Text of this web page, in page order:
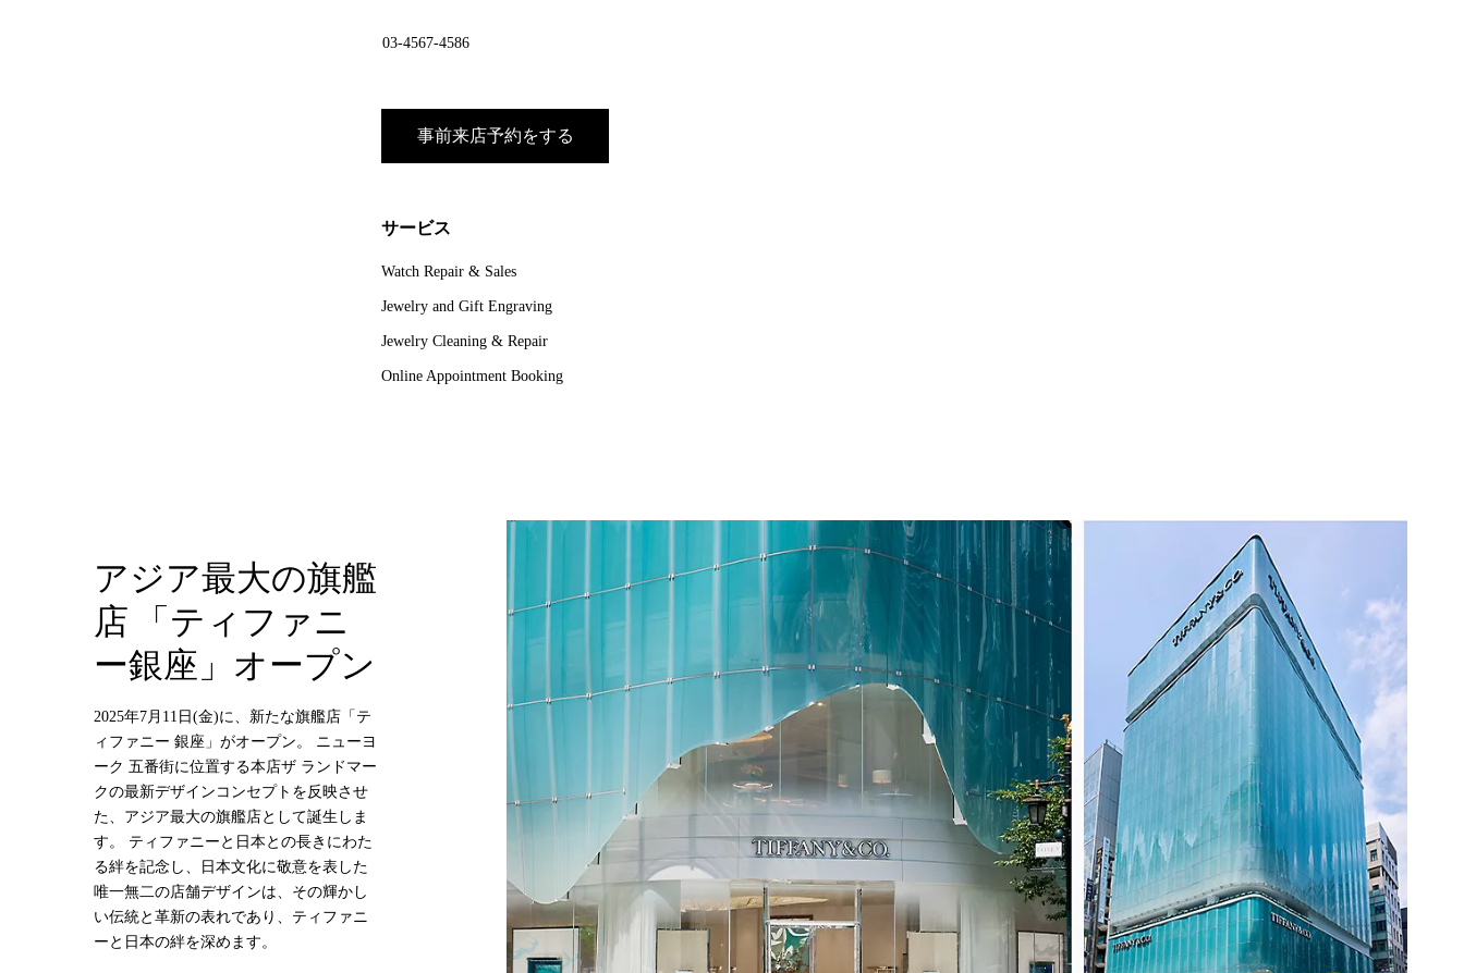
03-4567-4586
事前来店予約をする
サービス
Watch Repair & Sales
Jewelry and Gift Engraving
Jewelry Cleaning & Repair
Online Appointment Booking
アジア最大の旗艦
店 「ティファニ
ー銀座」オープン
2025年7月11日(金)に、新たな旗艦店「テ
ィファニー 銀座」がオープン。 ニューヨ
ーク 五番街に位置する本店ザ ランドマー
クの最新デザインコンセプトを反映させ
た、アジア最大の旗艦店として誕生しま
す。 ティファニーと日本との長きにわた
る絆を記念し、日本文化に敬意を表した
唯一無二の店舗デザインは、その輝かし
い伝統と革新の表れであり、ティファニ
ーと日本の絆を深めます。